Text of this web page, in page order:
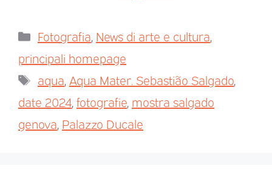
Fotografia News di arte e cultura
principali homepage
aqua Aqua Mater. Sebastião Salgado
date 2024 fotografie mostra salgado
genova Palazzo Ducale